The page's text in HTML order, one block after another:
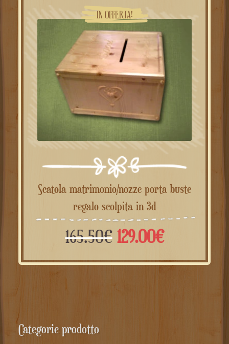
IN OFFERTA!
Scatola matrimonio/nozze porta buste
regalo scolpita in 3d
165.50€ Il
prezzo
129.00€Il
prezzo
Categorie prodotto